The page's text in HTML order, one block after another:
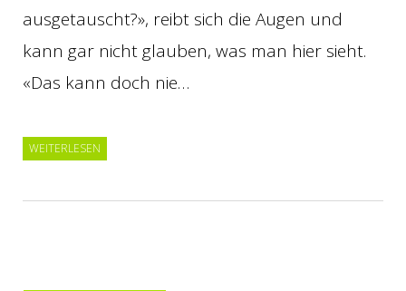
ausgetauscht?», reibt sich die Augen und
kann gar nicht glauben, was man hier sieht.
«Das kann doch nie…
WEITERLESEN